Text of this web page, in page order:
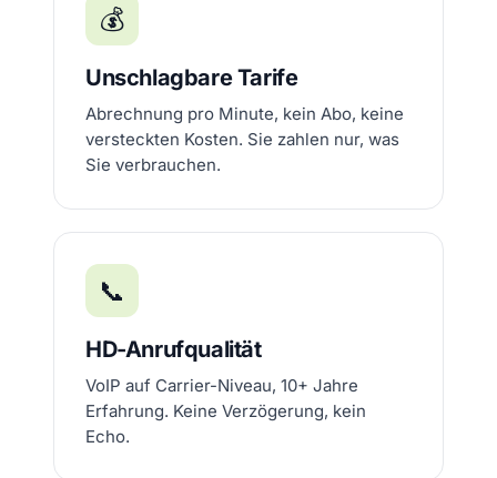
💰
Unschlagbare Tarife
Abrechnung pro Minute, kein Abo, keine
versteckten Kosten. Sie zahlen nur, was
Sie verbrauchen.
📞
HD-Anrufqualität
VoIP auf Carrier-Niveau, 10+ Jahre
Erfahrung. Keine Verzögerung, kein
Echo.